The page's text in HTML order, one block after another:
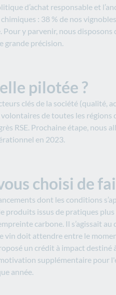
d’achat responsable et
: 38 % de nos
y parvenir, nous
grande précision.
pilotée ?
clés de la société (qualité,
de toutes les
RSE. Prochaine étape, nous
en 2023.
choisi de
dont les conditions
issus de pratiques
carbone. Il s’agissait
vin doit attendre entre le
un crédit à impact
supplémentaire
année.